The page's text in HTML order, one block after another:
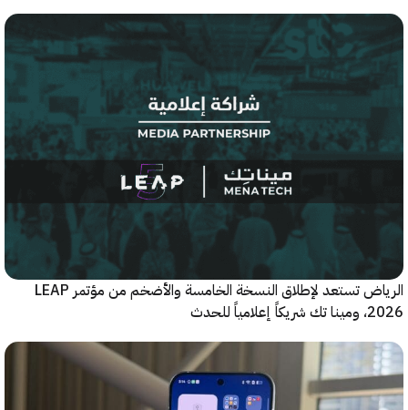
الرياض تستعد لإطلاق النسخة الخامسة والأضخم من مؤتمر LEAP
للحدث